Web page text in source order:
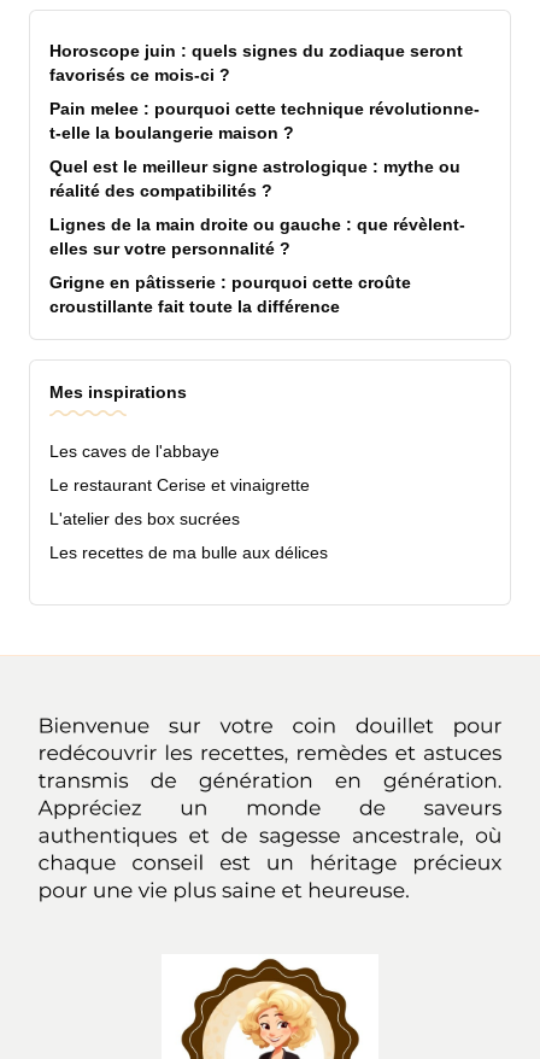
Horoscope juin : quels signes du zodiaque seront
favorisés ce mois-ci ?
Pain melee : pourquoi cette technique révolutionne-
t-elle la boulangerie maison ?
Quel est le meilleur signe astrologique : mythe ou
réalité des compatibilités ?
Lignes de la main droite ou gauche : que révèlent-
elles sur votre personnalité ?
Grigne en pâtisserie : pourquoi cette croûte
croustillante fait toute la différence
Mes inspirations
Les caves de l'abbaye
Le restaurant Cerise et vinaigrette
L'atelier des box sucrées
Les recettes de ma bulle aux délices